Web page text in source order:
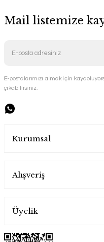
Mail listemize
E-postalarımızı almak için
çıkabilirsiniz.
Kurumsal
Alışveriş
Üyelik